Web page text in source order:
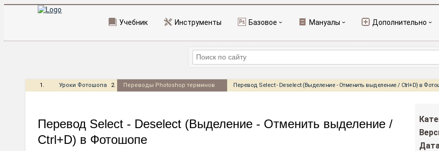
Учебник Инструменты Базовое › Мануалы › Дополнительно ›
Уроки Фотошопа Переводы Photoshop терминов Перевод Select - Deselect (Выделение - Отменить выделение / Ctrl+D) в
Перевод Select - Deselect (Выделение - Отменить выделение /
Ctrl+D) в Фотошопе